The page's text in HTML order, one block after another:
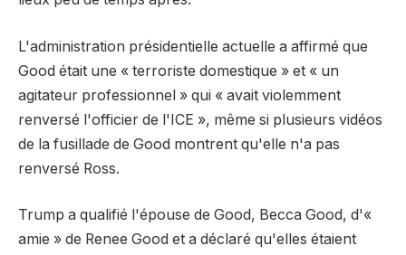
L'administration présidentielle actuelle a affirmé que
Good était une « terroriste domestique » et « un
agitateur professionnel » qui « avait violemment
renversé l'officier de l'ICE », même si plusieurs vidéos
de la fusillade de Good montrent qu'elle n'a pas
renversé Ross.
Trump a qualifié l'épouse de Good, Becca Good, d'«
amie » de Renee Good et a déclaré qu'elles étaient